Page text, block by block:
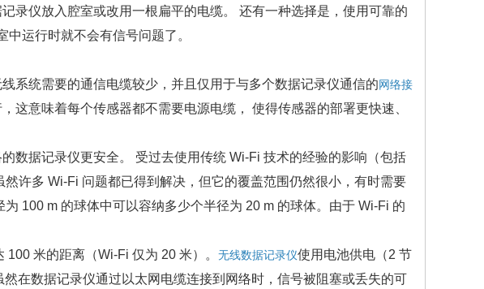
仪放入腔室或改用一根扁平的电缆。 还有一种选择是，使用可靠的
运行时就不会有信号问题了。
系统需要的通信电缆较少，并且仅用于与多个数据记录仪通信的网络接
这意味着每个传感器都不需要电源电缆， 使得传感器的部署更快速、
据记录仪更安全。 受过去使用传统 Wi-Fi 技术的经验的影响（包括
许多 Wi-Fi 问题都已得到解决，但它的覆盖范围仍然很小，有时需要
100 m 的球体中可以容纳多少个半径为 20 m 的球体。由于 Wi-Fi 的
米的距离（Wi-Fi 仅为 20 米）。 无线数据记录仪使用电池供电（2 节
在数据记录仪通过以太网电缆连接到网络时，信号被阻塞或丢失的可